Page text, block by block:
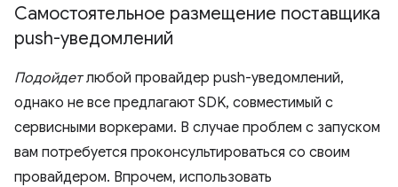
Самостоятельное размещение поставщика
push-уведомлений
Подойдетлюбой провайдер push-уведомлений,
однако не все предлагают SDK, совместимый с
сервисными воркерами. В случае проблем с запуском
вам потребуется проконсультироваться со своим
провайдером. Впрочем, использовать